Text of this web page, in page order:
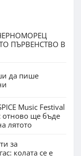
ПЪРВЕНСТВО В
да пише
Music Festival
отново ще бъде
лятото
за
колата се е